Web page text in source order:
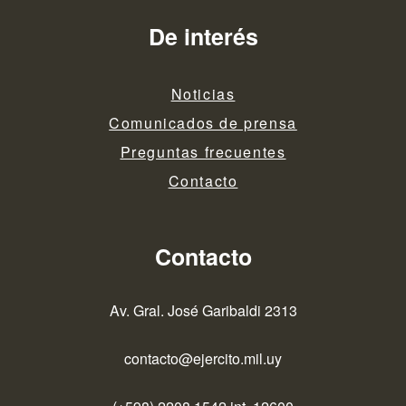
De interés
Noticias
Comunicados de prensa
Preguntas frecuentes
Contacto
Contacto
Av. Gral. José Garibaldi 2313
contacto@ejercito.mil.uy